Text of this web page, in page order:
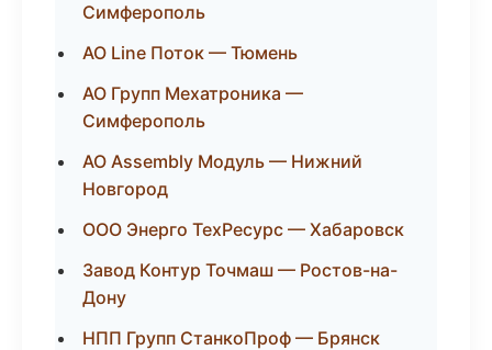
Симферополь
АО Line Поток — Тюмень
АО Групп Мехатроника —
Симферополь
АО Assembly Модуль — Нижний
Новгород
ООО Энерго ТехРесурс — Хабаровск
Завод Контур Точмаш — Ростов-на-
Дону
НПП Групп СтанкоПроф — Брянск